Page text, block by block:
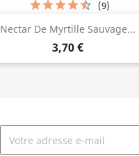
Nectar De Myrtille Sauvage...
3,70 €
(9)
Aperçu rapide